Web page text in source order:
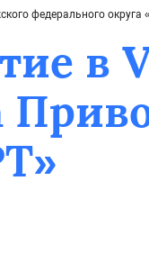
федерального
в